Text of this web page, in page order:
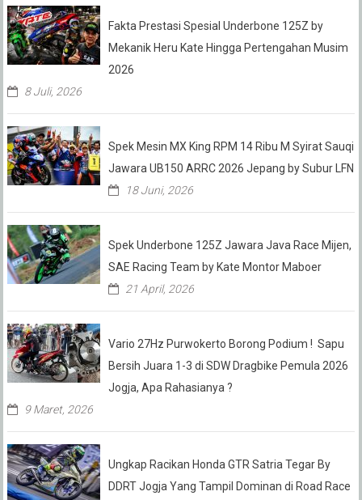
Fakta Prestasi Spesial Underbone 125Z by
Mekanik Heru Kate Hingga Pertengahan Musim
2026
8 Juli, 2026
Spek Mesin MX King RPM 14 Ribu M Syirat Sauqi
Jawara UB150 ARRC 2026 Jepang by Subur LFN
18 Juni, 2026
Spek Underbone 125Z Jawara Java Race Mijen,
SAE Racing Team by Kate Montor Maboer
21 April, 2026
Vario 27Hz Purwokerto Borong Podium ! Sapu
Bersih Juara 1-3 di SDW Dragbike Pemula 2026
Jogja, Apa Rahasianya ?
9 Maret, 2026
Ungkap Racikan Honda GTR Satria Tegar By
DDRT Jogja Yang Tampil Dominan di Road Race